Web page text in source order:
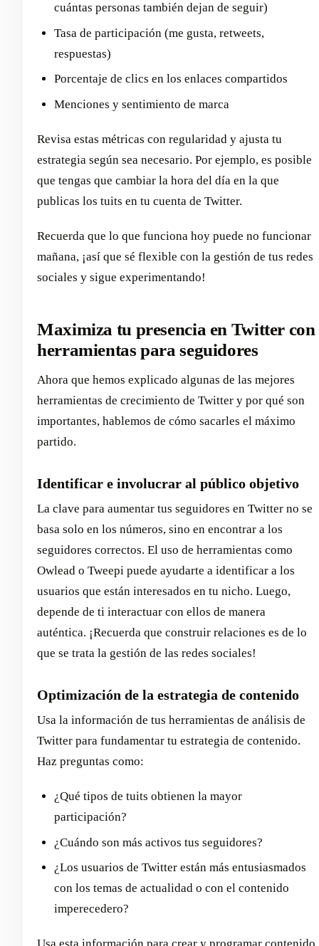
cuántas personas también dejan de seguir)
Tasa de participación (me gusta, retweets,
respuestas)
Porcentaje de clics en los enlaces compartidos
Menciones y sentimiento de marca
Revisa estas métricas con regularidad y ajusta tu
estrategia según sea necesario. Por ejemplo, es posible
que tengas que cambiar la hora del día en la que
publicas los tuits en tu cuenta de Twitter.
Recuerda que lo que funciona hoy puede no funcionar
mañana, ¡así que sé flexible con la gestión de tus redes
sociales y sigue experimentando!
Maximiza tu presencia en Twitter con
herramientas para seguidores
Ahora que hemos explicado algunas de las mejores
herramientas de crecimiento de Twitter y por qué son
importantes, hablemos de cómo sacarles el máximo
partido.
Identificar e involucrar al público objetivo
La clave para aumentar tus seguidores en Twitter no se
basa solo en los números, sino en encontrar a los
seguidores correctos. El uso de herramientas como
Owlead o Tweepi puede ayudarte a identificar a los
usuarios que están interesados en tu nicho. Luego,
depende de ti interactuar con ellos de manera
auténtica. ¡Recuerda que construir relaciones es de lo
que se trata la gestión de las redes sociales!
Optimización de la estrategia de contenido
Usa la información de tus herramientas de análisis de
Twitter para fundamentar tu estrategia de contenido.
Haz preguntas como:
¿Qué tipos de tuits obtienen la mayor
participación?
¿Cuándo son más activos tus seguidores?
¿Los usuarios de Twitter están más entusiasmados
con los temas de actualidad o con el contenido
imperecedero?